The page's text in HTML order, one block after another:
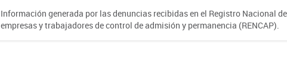
Información generada por las denuncias recibidas en el Registro Nacional de
empresas y trabajadores de control de admisión y permanencia (RENCAP).